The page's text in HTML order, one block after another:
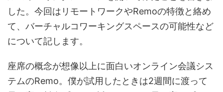
した。今回はリモートワークやRemoの特徴と絡め
て、バーチャルコワーキングスペースの可能性など
について記します。
座席の概念が想像以上に面白いオンライン会議シス
テムのRemo。僕が試用したときは2週間に渡って